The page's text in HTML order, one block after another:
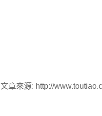
文章來源: http://